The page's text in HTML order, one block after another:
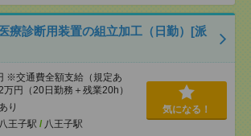
療診断用装置の組立加工（日勤）[派
※交通費全額支給（規定あ
円（20日勤務＋残業20h）
り
王子駅 / 八王子駅
気になる！